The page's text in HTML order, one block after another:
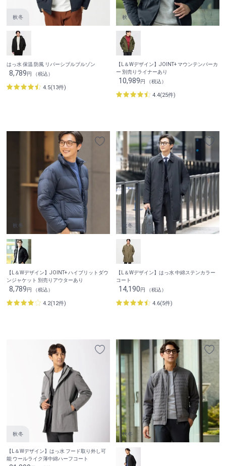
はっ水 保温 防風 リバーシブルブルゾン
8,789円 （税込）
4.5(13件)
【L＆Wデザイン】JOINT+ マウンテンパーカ
ー 別売りライナーあり
10,989円 （税込）
4.4(25件)
【L＆Wデザイン】JOINT+ ハイブリットダウ
ンジャケット 別売りアウターあり
8,789円 （税込）
4.2(12件)
【L＆Wデザイン】はっ水 中綿ステンカラー
コート
14,190円 （税込）
4.6(5件)
【L＆Wデザイン】はっ水 フード取り外し可
能 ウールライク薄中綿ハーフコート